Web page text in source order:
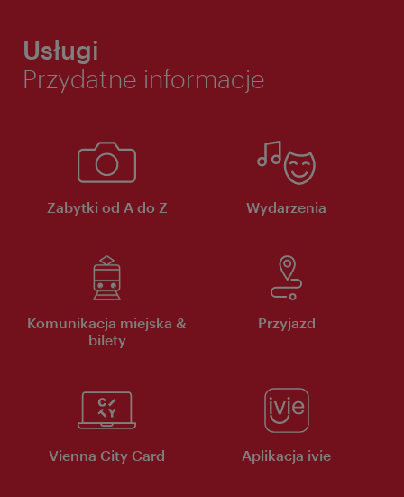
Usługi
Przydatne informacje
Zabytki od A do Z Wydarzenia
Komunikacja miejska &
bilety
Przyjazd
Vienna City Card Aplikacja ivie